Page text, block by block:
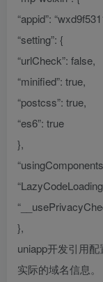
“appid”:
“setting”: {
“urlCheck”: false,
“minified”: true,
“postcss”: true,
“es6”: true
},
},
uniapp开发引用
实际的域名信息。